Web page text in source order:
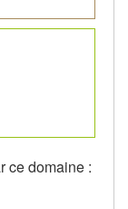
ce domaine :